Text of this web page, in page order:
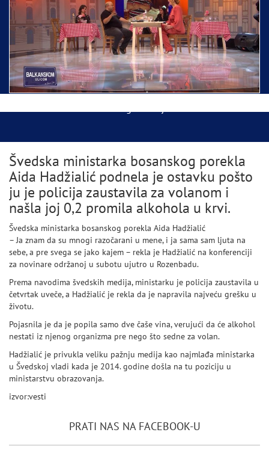
Ispraćaj Pojasa Presvete Bogorodice danas iz
Hrama Svetog Save
Švedska ministarka bosanskog porekla
Aida Hadžialić podnela je ostavku pošto
ju je policija zaustavila za volanom i
našla joj 0,2 promila alkohola u krvi.
Švedska ministarka bosanskog porekla Aida Hadžialić
– Ja znam da su mnogi razočarani u mene, i ja sama sam ljuta na
sebe, a pre svega se jako kajem – rekla je Hadžialić na konferenciji
za novinare održanoj u subotu ujutro u Rozenbadu.
Prema navodima švedskih medija, ministarku je policija zaustavila u
četvrtak uveče, a Hadžialić je rekla da je napravila najveću grešku u
životu.
Pojasnila je da je popila samo dve čaše vina, verujući da će alkohol
nestati iz njenog organizma pre nego što sedne za volan.
Hadžialić je privukla veliku pažnju medija kao najmlađa ministarka
u Švedskoj vladi kada je 2014. godine došla na tu poziciju u
ministarstvu obrazovanja.
izvor:vesti
PRATI NAS NA FACEBOOK-U